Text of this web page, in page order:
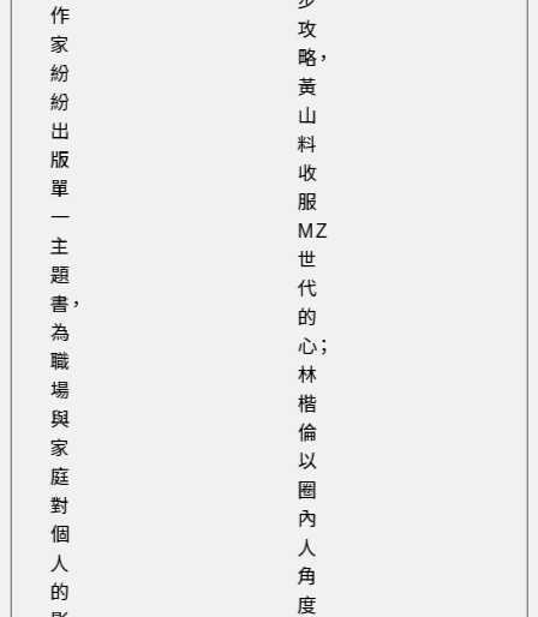
作
家
紛
紛
出
版
單
一
主
題
書，
為
職
場
與
家
庭
對
個
人
的
攻
略，
黃
山
料
收
服
MZ
世
代
的
心；
林
楷
倫
以
圈
內
人
角
度